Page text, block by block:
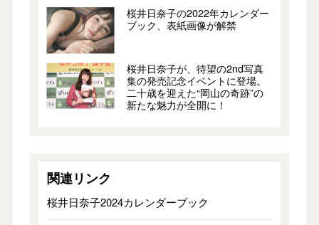
桜井日奈子の2022年カレンダー
ブック、表紙画像が解禁
桜井日奈子が、待望の2nd写真
集の発売記念イベントに登場。
二十歳を迎えた“岡山の奇跡”の
新たな魅力が全開に！
関連リンク
桜井日奈子2024カレンダーブック